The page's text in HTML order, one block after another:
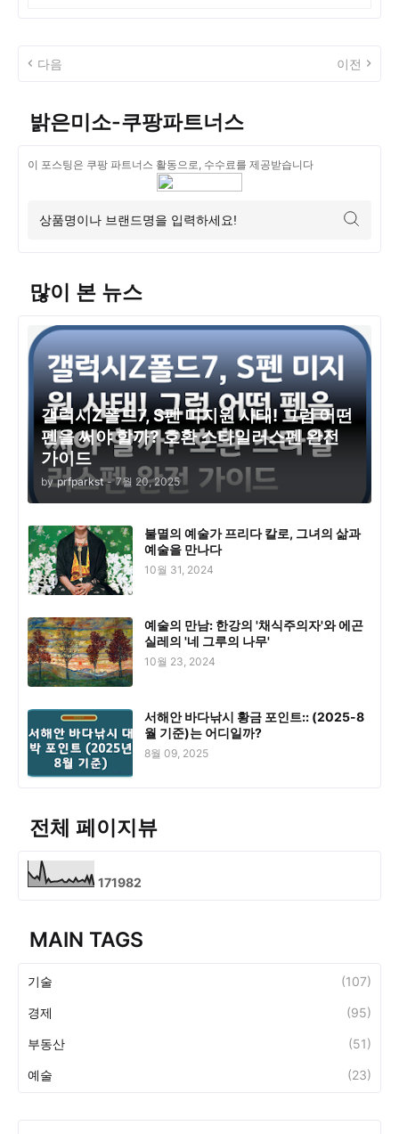
다음 이전
밝은미소-쿠팡파트너스
이 포스팅은 쿠팡 파트너스 활동으로, 수수료를 제공받습니다
많이 본 뉴스
갤럭시Z폴드7, S펜 미지원 사태! 그럼 어떤
펜을 써야 할까? 호환 스타일러스펜 완전
가이드
by prfparkst - 7월 20, 2025
불멸의 예술가 프리다 칼로, 그녀의 삶과
예술을 만나다
10월 31, 2024
예술의 만남: 한강의 '채식주의자'와 에곤
실레의 '네 그루의 나무'
10월 23, 2024
서해안 바다낚시 황금 포인트:: (2025-8
월 기준)는 어디일까?
8월 09, 2025
전체 페이지뷰
171982
MAIN TAGS
기술 (107)
경제 (95)
부동산 (51)
예술 (23)